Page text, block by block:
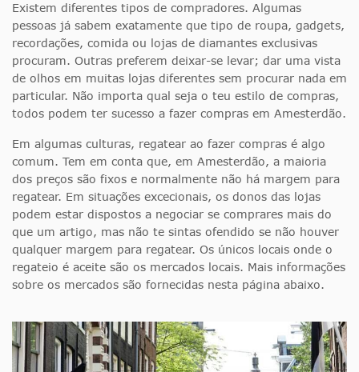
Existem diferentes tipos de compradores. Algumas
pessoas já sabem exatamente que tipo de roupa, gadgets,
recordações, comida ou lojas de diamantes exclusivas
procuram. Outras preferem deixar-se levar; dar uma vista
de olhos em muitas lojas diferentes sem procurar nada em
particular. Não importa qual seja o teu estilo de compras,
todos podem ter sucesso a fazer compras em Amesterdão.
Em algumas culturas, regatear ao fazer compras é algo
comum. Tem em conta que, em Amesterdão, a maioria
dos preços são fixos e normalmente não há margem para
regatear. Em situações excecionais, os donos das lojas
podem estar dispostos a negociar se comprares mais do
que um artigo, mas não te sintas ofendido se não houver
qualquer margem para regatear. Os únicos locais onde o
regateio é aceite são os mercados locais. Mais informações
sobre os mercados são fornecidas nesta página abaixo.